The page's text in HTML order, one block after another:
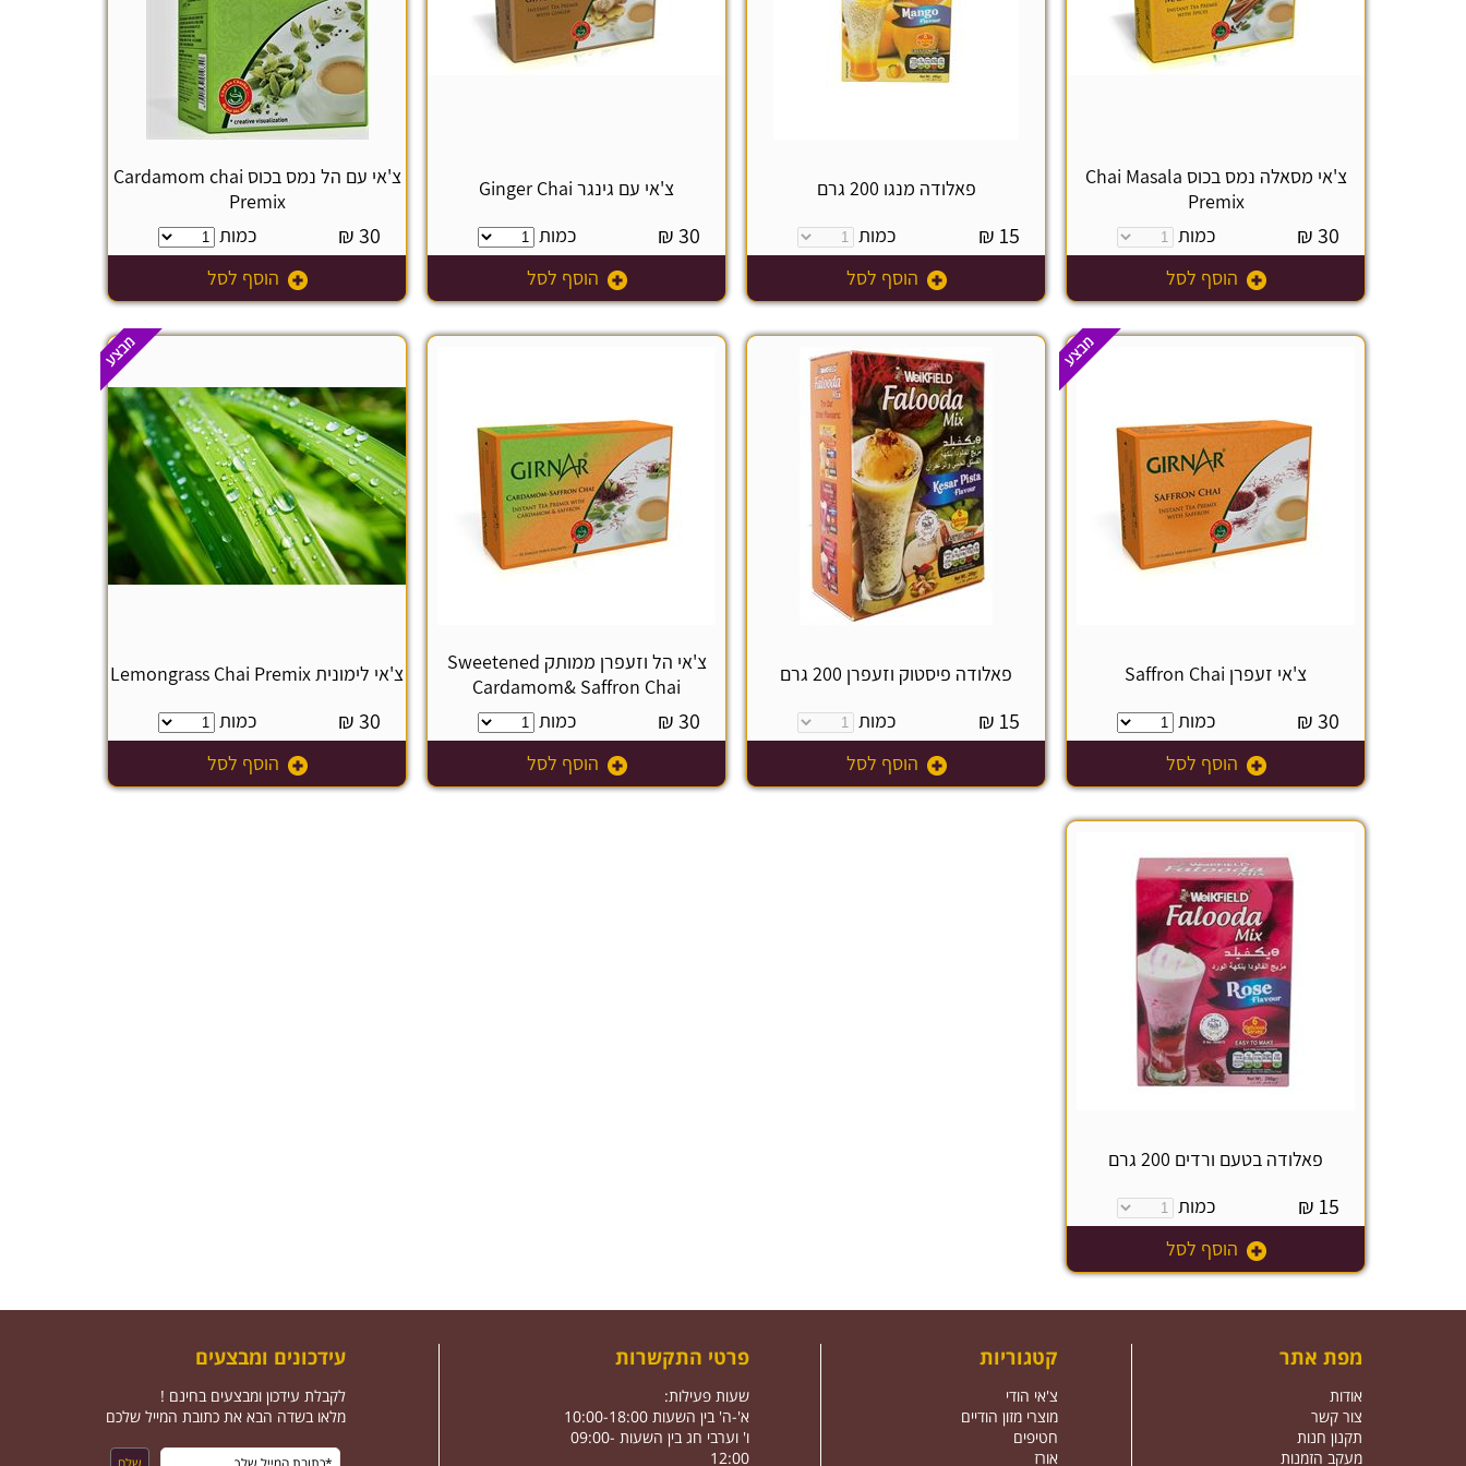
צ'אי מסאלה נמס בכוס Chai Masala
Premix
30
₪
כמות
הוסף לסל
פאלודה מנגו 200 גרם
15
₪
כמות
הוסף לסל
צ'אי עם גינגר Ginger Chai
30
₪
כמות
הוסף לסל
צ'אי עם הל נמס בכוס Cardamom chai
Premix
30
₪
כמות
הוסף לסל
צ'אי זעפרן Saffron Chai
30
₪
כמות
הוסף לסל
פאלודה פיסטוק וזעפרן 200 גרם
15
₪
כמות
הוסף לסל
צ'אי הל וזעפרן ממותק Sweetened
Cardamom& Saffron Chai
30
₪
כמות
הוסף לסל
צ'אי לימונית Lemongrass Chai Premix
30
₪
כמות
הוסף לסל
פאלודה בטעם ורדים 200 גרם
15
₪
כמות
הוסף לסל
מפת אתר
אודות
צור קשר
תקנון חנות
מעקב הזמנות
קטגוריות
צ'אי הודי
מוצרי מזון הודיים
חטיפים
אורז
פרטי התקשרות
שעות פעילות:
א'-ה' בין השעות 10:00-18:00
ו' וערבי חג בין השעות 09:00-
12:00
עידכונים ומבצעים
לקבלת עידכון ומבצעים בחינם !
מלאו בשדה הבא את כתובת המייל שלכם